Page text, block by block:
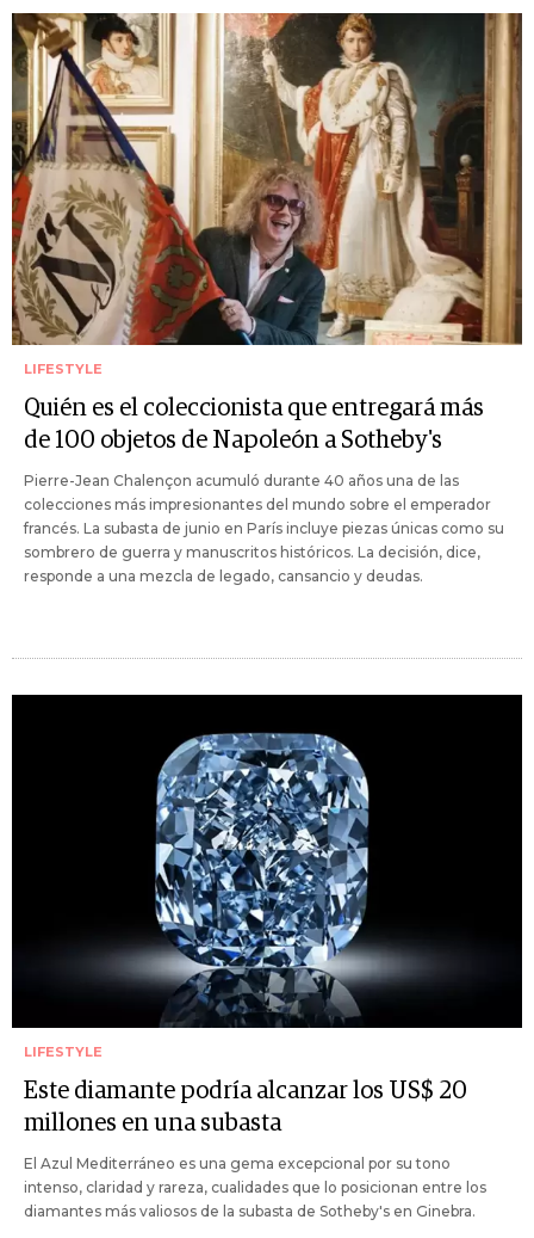
LIFESTYLE
Quién es el coleccionista que entregará más
de 100 objetos de Napoleón a Sotheby's
Pierre-Jean Chalençon acumuló durante 40 años una de las
colecciones más impresionantes del mundo sobre el emperador
francés. La subasta de junio en París incluye piezas únicas como su
sombrero de guerra y manuscritos históricos. La decisión, dice,
responde a una mezcla de legado, cansancio y deudas.
LIFESTYLE
Este diamante podría alcanzar los US$ 20
millones en una subasta
El Azul Mediterráneo es una gema excepcional por su tono
intenso, claridad y rareza, cualidades que lo posicionan entre los
diamantes más valiosos de la subasta de Sotheby's en Ginebra.